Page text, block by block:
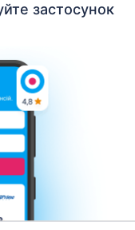
застосунок
Кар’єра
використання